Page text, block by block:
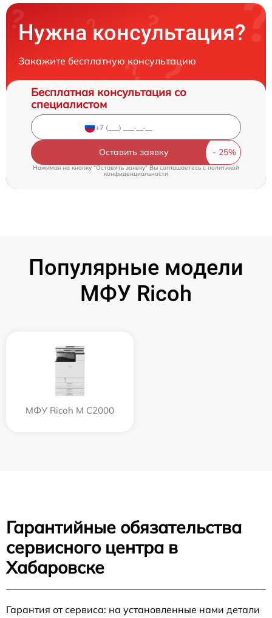
Нужна консультация?
Закажите бесплатную консультацию
Бесплатная консультация со
специалистом
Оставить заявку
Нажимая на кнопку "Оставить заявку" Вы соглашаетесь c политикой
конфиденциальности
Популярные модели
МФУ Ricoh
МФУ Ricoh M C2000
Гарантийные обязательства
сервисного центра в
Хабаровске
Гарантия от сервиса: на установленные нами детали